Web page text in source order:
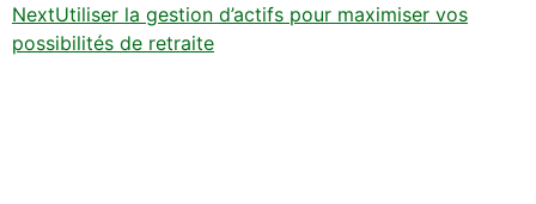
NextUtiliser la gestion d’actifs pour maximiser vos
possibilités de retraite